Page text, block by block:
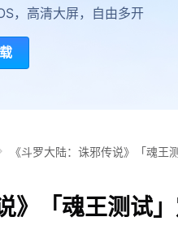
，高清大屏，自由多开
《斗罗大陆：诛邪传说》「魂王
》「魂王测试